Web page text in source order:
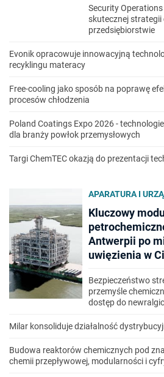
Security
skutecznej strategii
przedsiębiorstwie
Evonik opracowuje innowacyjną
recyklingu materacy
Free-cooling jako sposób na poprawę
procesów chłodzenia
Poland Coatings Expo 2026 -
dla branży powłok przemysłowych
Targi ChemTEC okazją do prezentacji
APARATURA I
Kluczowy
Antwerpii po
uwięzienia w
Bezpieczeństwo
przemyśle
dostęp do
Milar konsoliduje działalność
Budowa reaktorów chemicznych pod
chemii przepływowej, modularności i